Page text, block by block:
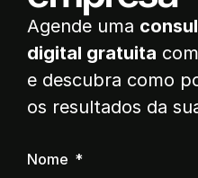
Agende uma
digital gratuita
e descubra como
os resultados da
Nome